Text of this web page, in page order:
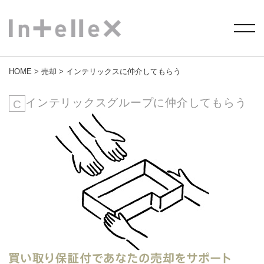
HOME > 売却 > インテリックスに仲介してもらう
C インテリックスグループに仲介してもらう